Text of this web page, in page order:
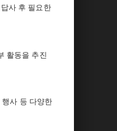
사 후 필요한
활동을 추진
행사 등 다양한